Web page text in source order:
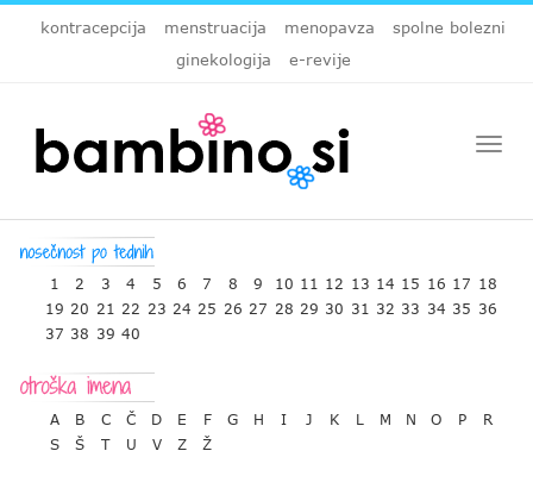
kontracepcija menstruacija menopavza
spolne bolezni
ginekologija
e-revije
1 2 3 4 5 6 7 8 9 10 11 12 13 14 15 16 17 18
19 20 21 22 23 24 25 26 27 28 29 30 31 32 33 34 35 36
37 38 39 40
A B C Č D E F G H I J K L M N O P
R
S
Š T U V Z Ž